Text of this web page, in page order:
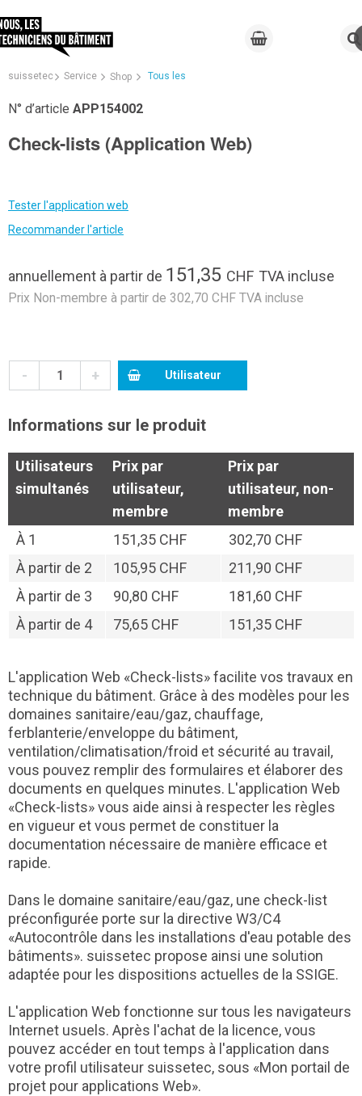
suissetec Service Shop Tous les
N° d’article APP154002
Check-lists (Application Web)
Tester l'application web
Recommander l'article
annuellement à partir de 151,35 CHF TVA incluse
Prix Non-membre à partir de 302,70 CHF TVA incluse
- + Utilisateur
Informations sur le produit
Utilisateurs
simultanés
Prix par
utilisateur,
membre
Prix par
utilisateur, non-
membre
À 1 151,35 CHF
302,70 CHF
À partir de 2 105,95 CHF
211,90 CHF
À partir de 3 90,80 CHF
181,60 CHF
À partir de 4 75,65 CHF 151,35 CHF
L'application Web «Check-lists» facilite vos travaux en
technique du bâtiment. Grâce à des modèles pour les
domaines sanitaire/eau/gaz, chauffage,
ferblanterie/enveloppe du bâtiment,
ventilation/climatisation/froid et sécurité au travail,
vous pouvez remplir des formulaires et élaborer des
documents en quelques minutes. L'application Web
«Check-lists» vous aide ainsi à respecter les règles
en vigueur et vous permet de constituer la
documentation nécessaire de manière efficace et
rapide.
Dans le domaine sanitaire/eau/gaz, une check-list
préconfigurée porte sur la directive W3/C4
«Autocontrôle dans les installations d'eau potable des
bâtiments». suissetec propose ainsi une solution
adaptée pour les dispositions actuelles de la SSIGE.
L'application Web fonctionne sur tous les navigateurs
Internet usuels. Après l'achat de la licence, vous
pouvez accéder en tout temps à l'application dans
votre profil utilisateur suissetec, sous «Mon portail de
projet pour applications Web».